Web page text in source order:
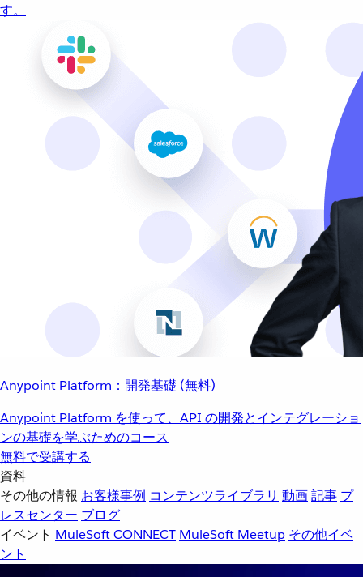
す。
Anypoint Platform：開発基礎 (無料)
Anypoint Platform を使って、API の開発とインテグレーショ
ンの基礎を学ぶためのコース
無料で受講する
資料
その他の情報 お客様事例 コンテンツライブラリ 動画記事 プ
レスセンター ブログ
イベント MuleSoft CONNECT MuleSoft Meetup その他イベ
ント